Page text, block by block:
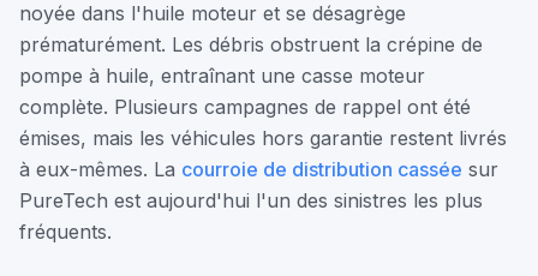
noyée dans l'huile moteur et se désagrège
prématurément. Les débris obstruent la crépine de
pompe à huile, entraînant une casse moteur
complète. Plusieurs campagnes de rappel ont été
émises, mais les véhicules hors garantie restent livrés
à eux-mêmes. La courroie de distribution cassée sur
PureTech est aujourd'hui l'un des sinistres les plus
fréquents.